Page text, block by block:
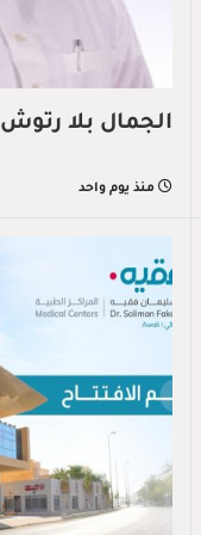
الجمال بلا رتوش
منذ يوم واحد